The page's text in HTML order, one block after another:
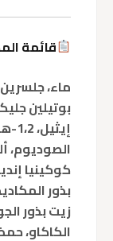
قائمة
ماء،
بوتيلين
الصوديوم،
كوكينيا
بذور
زيت بذور
الكاكاو،